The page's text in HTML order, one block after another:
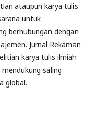
ataupun karya tulis
untuk
berhubungan dengan
Jurnal Rekaman
karya tulis ilmiah
saling
global.